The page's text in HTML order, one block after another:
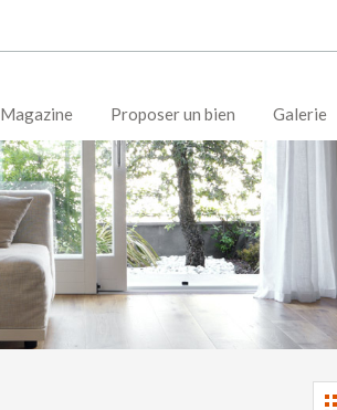
Magazine Proposer un bien Galerie